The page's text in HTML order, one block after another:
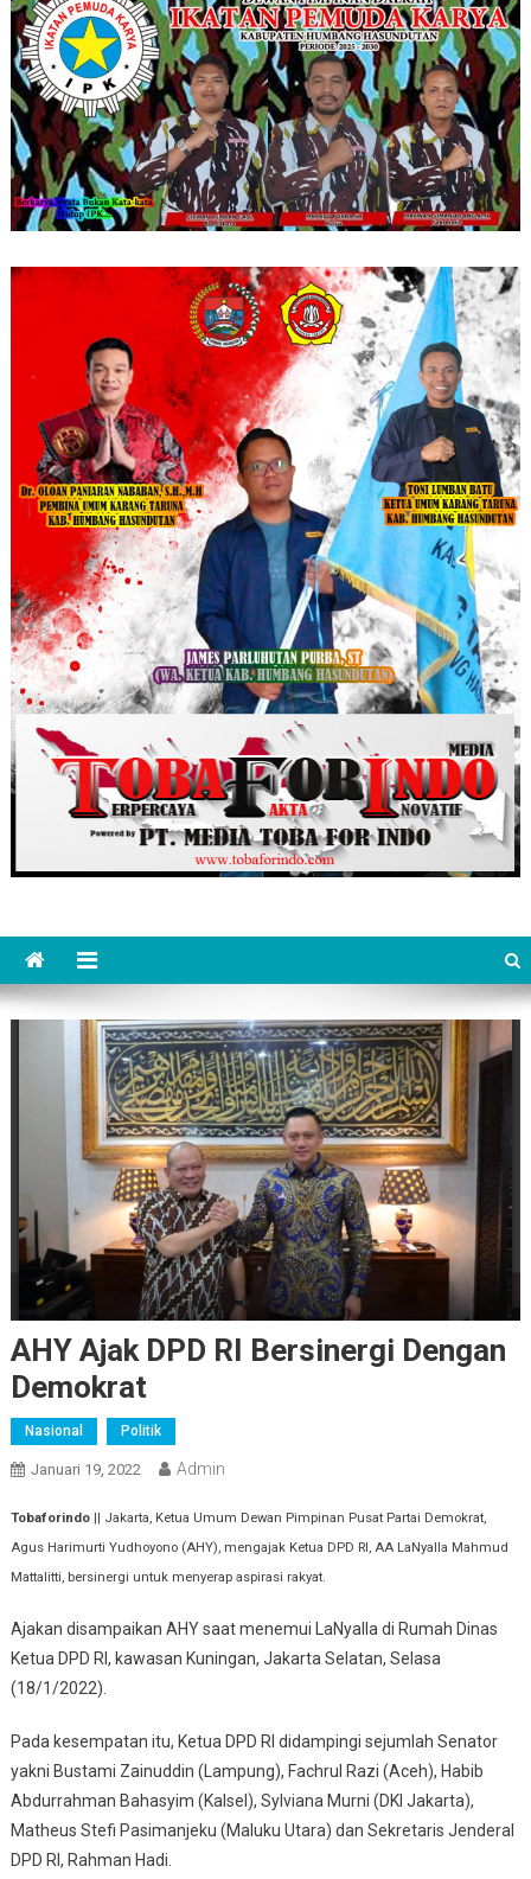
AHY Ajak DPD RI Bersinergi Dengan
Demokrat
Nasional Politik
Januari 19, 2022 Admin
Tobaforindo|| Jakarta, Ketua Umum Dewan Pimpinan Pusat Partai Demokrat,
Agus Harimurti Yudhoyono (AHY), mengajak Ketua DPD RI, AA LaNyalla Mahmud
Mattalitti, bersinergi untuk menyerap aspirasi rakyat.
Ajakan disampaikan AHY saat menemui LaNyalla di Rumah Dinas
Ketua DPD RI, kawasan Kuningan, Jakarta Selatan, Selasa
(18/1/2022).
Pada kesempatan itu, Ketua DPD RI didampingi sejumlah Senator
yakni Bustami Zainuddin (Lampung), Fachrul Razi (Aceh), Habib
Abdurrahman Bahasyim (Kalsel), Sylviana Murni (DKI Jakarta),
Matheus Stefi Pasimanjeku (Maluku Utara) dan Sekretaris Jenderal
DPD RI, Rahman Hadi.